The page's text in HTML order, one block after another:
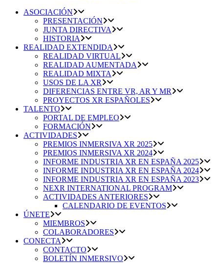
ASOCIACIÓN
PRESENTACIÓN
JUNTA DIRECTIVA
HISTORIA
REALIDAD EXTENDIDA
REALIDAD VIRTUAL
REALIDAD AUMENTADA
REALIDAD MIXTA
USOS DE LA XR
DIFERENCIAS ENTRE VR, AR Y MR
PROYECTOS XR ESPAÑOLES
TALENTO
PORTAL DE EMPLEO
FORMACIÓN
ACTIVIDADES
PREMIOS INMERSIVA XR 2025
PREMIOS INMERSIVA XR 2024
INFORME INDUSTRIA XR EN ESPAÑA 2025
INFORME INDUSTRIA XR EN ESPAÑA 2024
INFORME INDUSTRIA XR EN ESPAÑA 2023
NEXR INTERNATIONAL PROGRAM
ACTIVIDADES ANTERIORES
CALENDARIO DE EVENTOS
ÚNETE
MIEMBROS
COLABORADORES
CONECTA
CONTACTO
BOLETÍN INMERSIVO